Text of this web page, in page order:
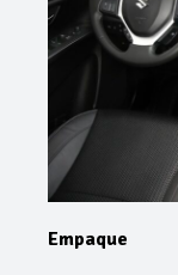
Empaque